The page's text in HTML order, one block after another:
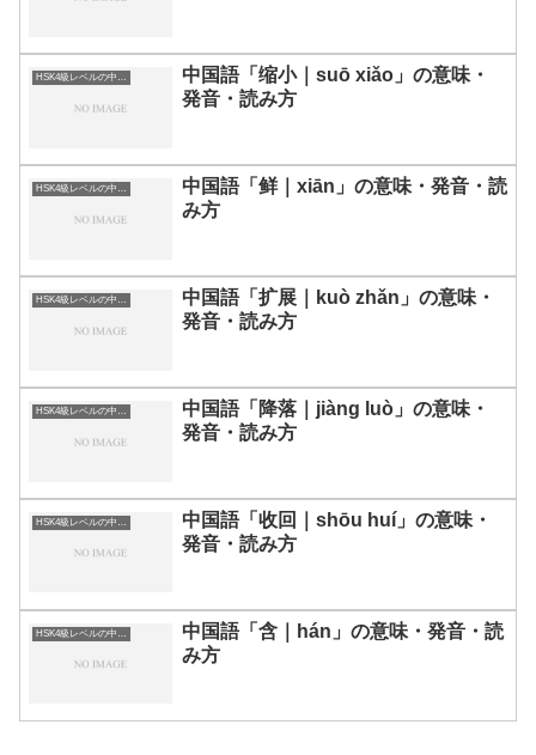
HSK4級レベルの中国語
中国語「缩小｜suō xiǎo」の意味・
発音・読み方
HSK4級レベルの中国語
中国語「鲜｜xiān」の意味・発音・読
み方
HSK4級レベルの中国語
中国語「扩展｜kuò zhǎn」の意味・
発音・読み方
HSK4級レベルの中国語
中国語「降落｜jiàng luò」の意味・
発音・読み方
中国語「收回｜shōu huí」の意味・
発音・読み方
中国語「含｜hán」の意味・発音・読
み方